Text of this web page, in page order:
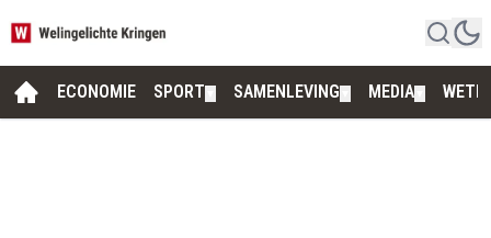
ECONOMIE SPORT SAMENLEVING MEDIA